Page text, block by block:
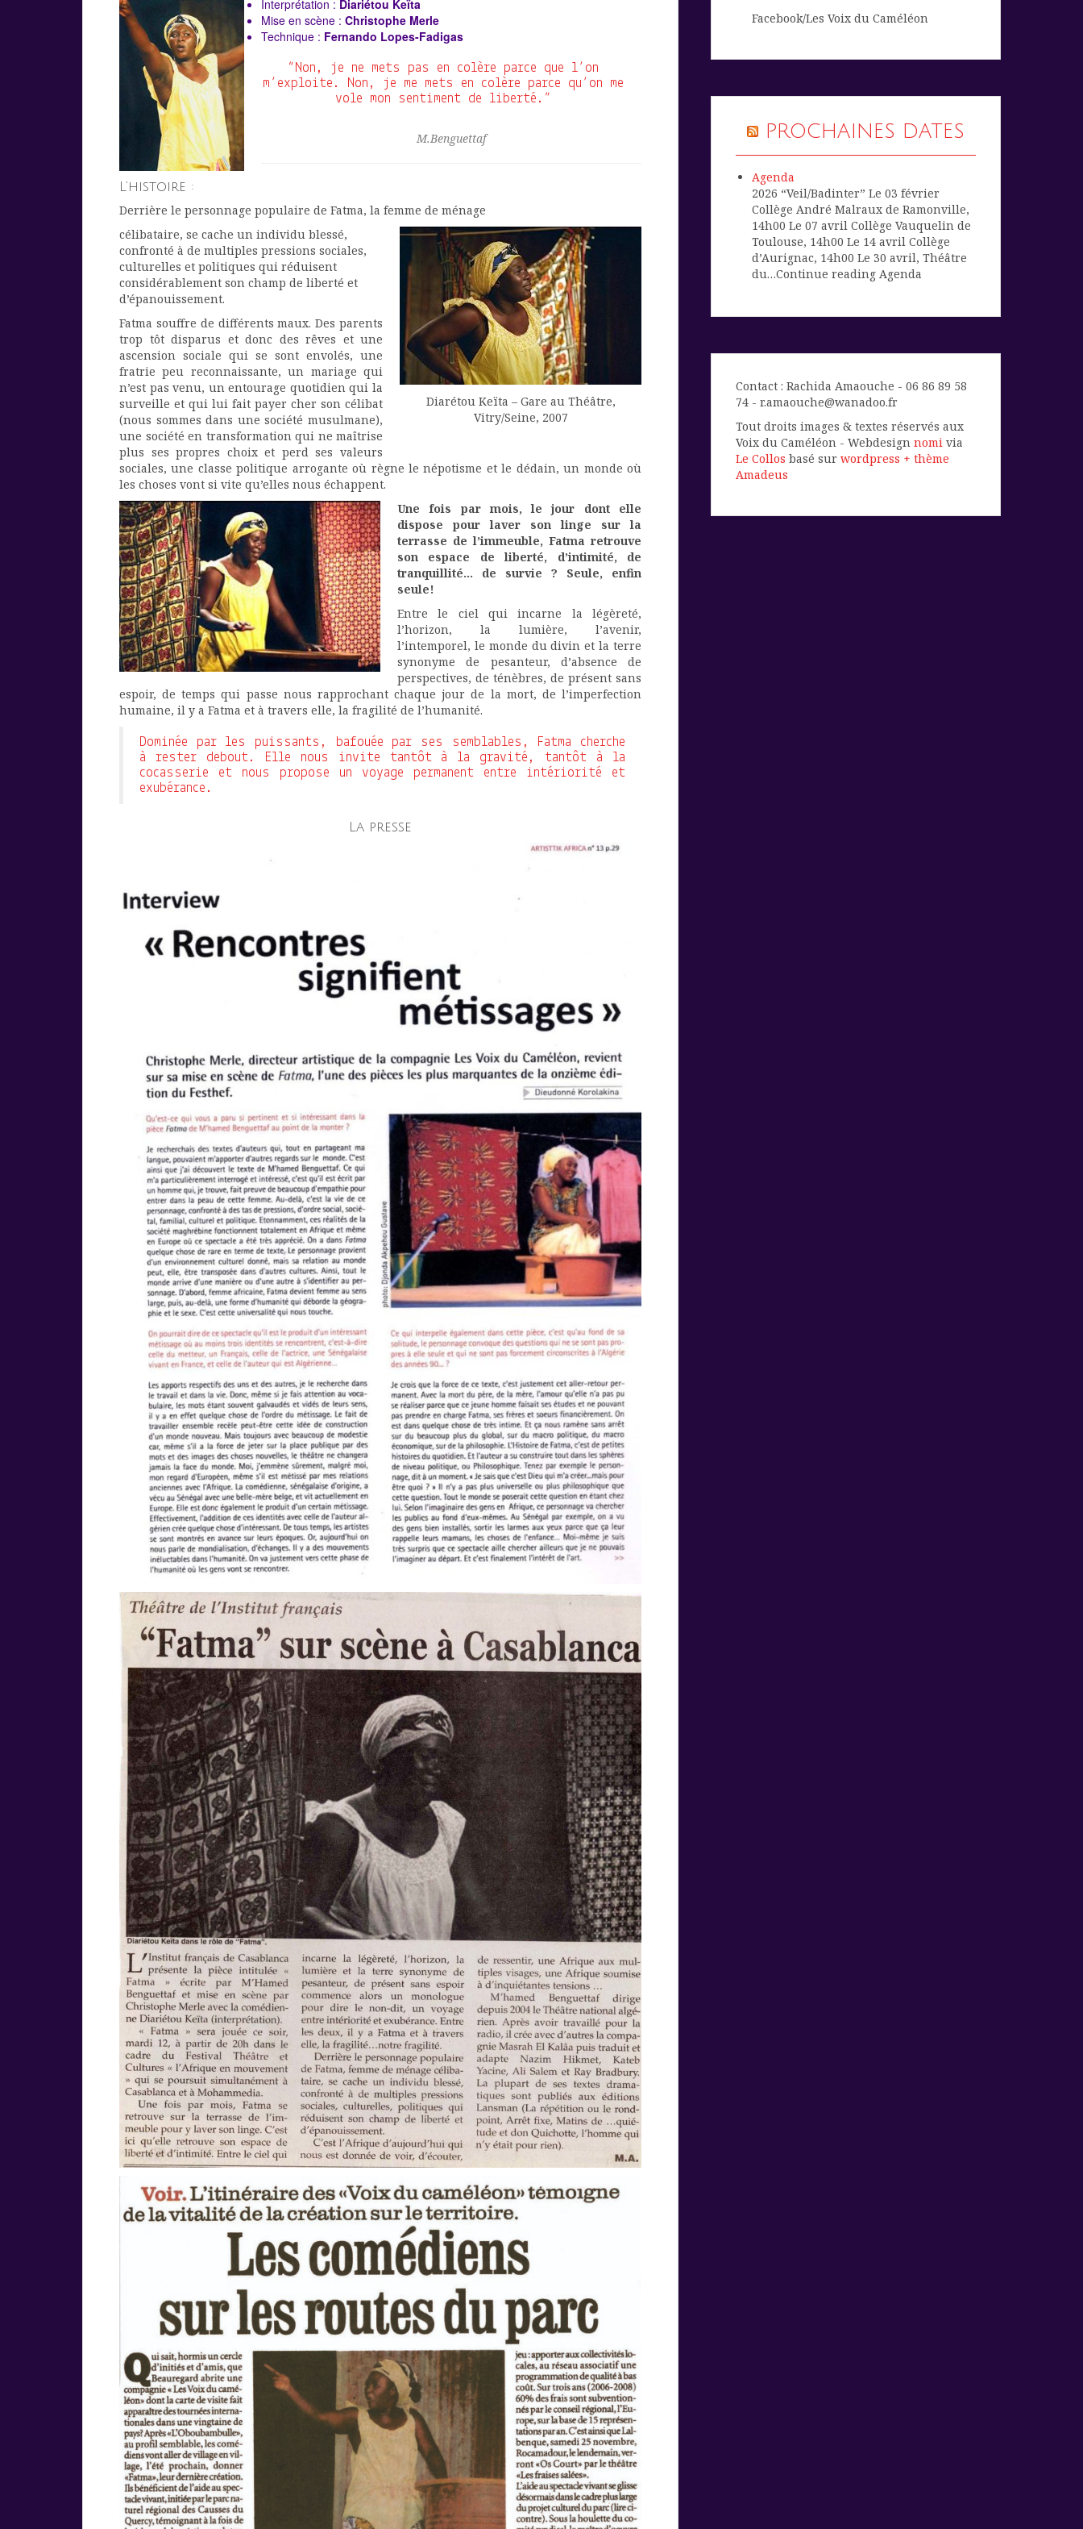
Interprétation : Diariétou Keïta
Mise en scène : Christophe Merle
Technique : Fernando Lopes-Fadigas
“Non, je ne mets pas en colère parce que l’on
m’exploite. Non, je me mets en colère parce qu’on me
vole mon sentiment de liberté.”
M.Benguettaf
L’histoire :
Derrière le personnage populaire de Fatma, la femme de ménage
Diarétou Keïta – Gare au Théâtre,
Vitry/Seine, 2007
célibataire, se cache un individu blessé,
confronté à de multiples pressions sociales,
culturelles et politiques qui réduisent
considérablement son champ de liberté et
d’épanouissement.
Fatma souffre de différents maux. Des parents
trop tôt disparus et donc des rêves et une
ascension sociale qui se sont envolés, une
fratrie peu reconnaissante, un mariage qui
n’est pas venu, un entourage quotidien qui la
surveille et qui lui fait payer cher son célibat
(nous sommes dans une société musulmane),
une société en transformation qui ne maîtrise
plus ses propres choix et perd ses valeurs
sociales, une classe politique arrogante où règne le népotisme et le dédain, un monde où
les choses vont si vite qu’elles nous échappent.
Une fois par mois, le jour dont elle
dispose pour laver son linge sur la
terrasse de l’immeuble, Fatma retrouve
son espace de liberté, d’intimité, de
tranquillité… de survie ? Seule, enfin
seule!
Entre le ciel qui incarne la légèreté,
l’horizon, la lumière, l’avenir,
l’intemporel, le monde du divin et la terre
synonyme de pesanteur, d’absence de
perspectives, de ténèbres, de présent sans
espoir, de temps qui passe nous rapprochant chaque jour de la mort, de l’imperfection
humaine, il y a Fatma et à travers elle, la fragilité de l’humanité.
Dominée par les puissants, bafouée par ses semblables, Fatma cherche
à rester debout. Elle nous invite tantôt à la gravité, tantôt à la
cocasserie et nous propose un voyage permanent entre intériorité et
exubérance.
La presse
Facebook/Les Voix du Caméléon
PROCHAINES DATES
Agenda
2026 “Veil/Badinter” Le 03 février
Collège André Malraux de Ramonville,
14h00 Le 07 avril Collège Vauquelin de
Toulouse, 14h00 Le 14 avril Collège
d’Aurignac, 14h00 Le 30 avril, Théâtre
du…Continue reading Agenda
Contact : Rachida Amaouche - 06 86 89 58
74 - r.amaouche@wanadoo.fr
Tout droits images & textes réservés aux
Voix du Caméléon - Webdesign nomi via
Le Collos basé sur wordpress + thème
Amadeus